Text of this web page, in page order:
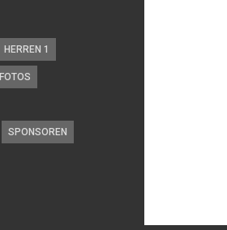
HERREN 1
FOTOS
SPONSOREN